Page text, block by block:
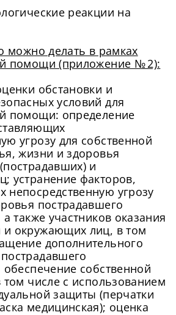
реакции на
можно делать в рамках
помощи (приложение № 2):
обстановки и
условий для
помощи: определение
угрозу для собственной
жизни и здоровья
и
устранение факторов,
непосредственную угрозу
пострадавшего
также участников оказания
окружающих лиц, в том
дополнительного
собственной
том числе с использованием
защиты (перчатки
медицинская); оценка